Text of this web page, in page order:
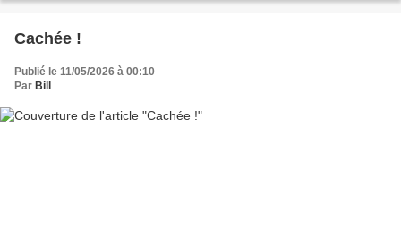
Cachée !
Publié le 11/05/2026 à 00:10
Par Bill